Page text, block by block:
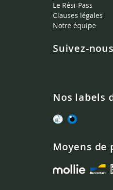
Le Rési-Pass
Clauses légales
Notre équipe
Suivez-
Nos labels
Moyens de